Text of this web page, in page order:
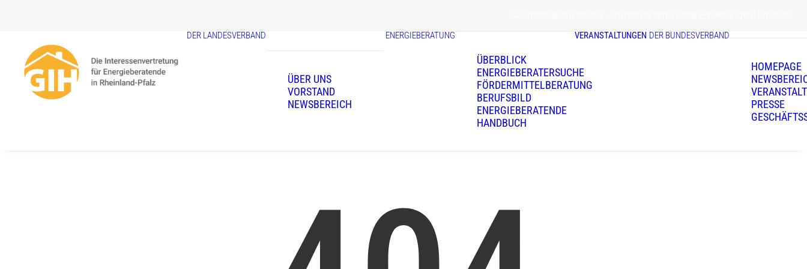
DER LANDESVERBAND
ÜBER UNS
VORSTAND
NEWSBEREICH
ENERGIEBERATUNG
ÜBERBLICK
ENERGIEBERATERSUCHE
FÖRDERMITTELBERATUNG
BERUFSBILD
ENERGIEBERATENDE
HANDBUCH
VERANSTALTUNGEN DER BUNDESVERBAND
HOMEPAGE
PRESSE